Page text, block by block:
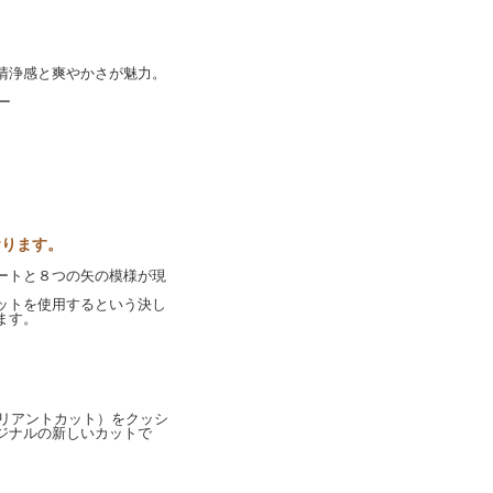
感と爽やかさが魅力。
ます。
トと８つの矢の模様が現
トを使用するという決し
。
アントカット）をクッシ
ナルの新しいカットで